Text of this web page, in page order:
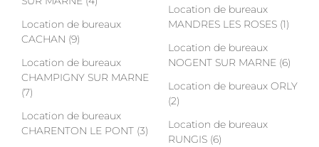
Location de bureaux
CACHAN (9)
Location de bureaux
CHAMPIGNY SUR MARNE
(7)
Location de bureaux
CHARENTON LE PONT (3)
Location de bureaux
MANDRES LES ROSES (1)
Location de bureaux
NOGENT SUR MARNE (6)
Location de bureaux ORLY
(2)
Location de bureaux
RUNGIS (6)